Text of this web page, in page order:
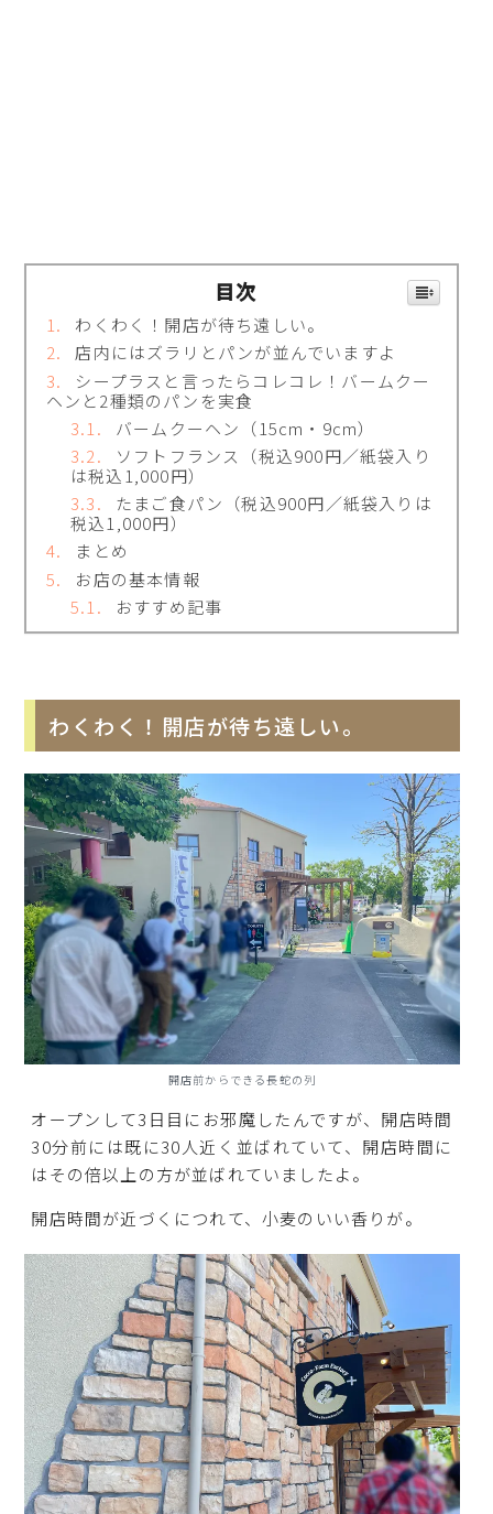
目次
わくわく！開店が待ち遠しい。
店内にはズラリとパンが並んでいますよ
シープラスと言ったらコレコレ！バームクー
ヘンと2種類のパンを実食
バームクーヘン（15cm・9cm）
ソフトフランス（税込900円／紙袋入り
は税込1,000円）
たまご食パン（税込900円／紙袋入りは
税込1,000円）
まとめ
お店の基本情報
おすすめ記事
わくわく！開店が待ち遠しい。
開店前からできる長蛇の列
オープンして3日目にお邪魔したんですが、開店時間
30分前には既に30人近く並ばれていて、開店時間に
はその倍以上の方が並ばれていましたよ。
開店時間が近づくにつれて、小麦のいい香りが。